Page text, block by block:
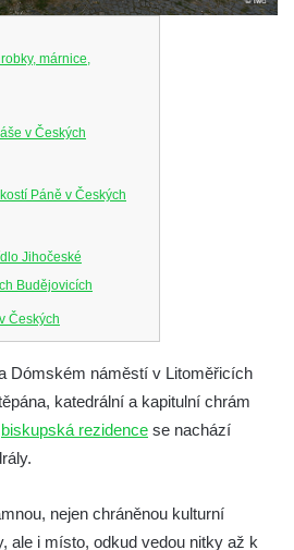
márnice,
v Českých
Páně v Českých
Jihočeské
Budějovicích
Českých
Marie u kláštera
Budějovicích
v Kamenném Újezdě
Újezdě
Filipa a Jakuba na
Dómském náměstí v Litoměřicích
katedrální a kapitulní chrám
biskupská rezidence se nachází
nejen chráněnou kulturní
ale i místo, odkud vedou nitky až k